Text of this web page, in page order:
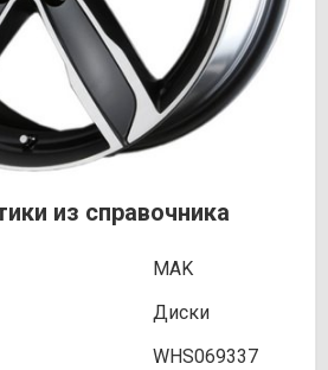
из справочника
MAK
Диски
WHS069337